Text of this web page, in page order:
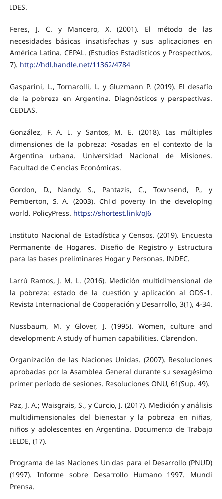
IDES.
Feres, J. C. y Mancero, X. (2001). El método de las
necesidades básicas insatisfechas y sus aplicaciones en
América Latina. CEPAL. (Estudios Estadísticos y Prospectivos,
7). http://hdl.handle.net/11362/4784
Gasparini, L., Tornarolli, L. y Gluzmann P. (2019). El desafío
de la pobreza en Argentina. Diagnósticos y perspectivas.
CEDLAS.
González, F. A. I. y Santos, M. E. (2018). Las múltiples
dimensiones de la pobreza: Posadas en el contexto de la
Argentina urbana. Universidad Nacional de Misiones.
Facultad de Ciencias Económicas.
Gordon, D., Nandy, S., Pantazis, C., Townsend, P., y
Pemberton, S. A. (2003). Child poverty in the developing
world. PolicyPress. https://shortest.link/oJ6
Instituto Nacional de Estadística y Censos. (2019). Encuesta
Permanente de Hogares. Diseño de Registro y Estructura
para las bases preliminares Hogar y Personas. INDEC.
Larrú Ramos, J. M. L. (2016). Medición multidimensional de
la pobreza: estado de la cuestión y aplicación al ODS-1.
Revista Internacional de Cooperación y Desarrollo, 3(1), 4-34.
Nussbaum, M. y Glover, J. (1995). Women, culture and
development: A study of human capabilities. Clarendon.
Organización de las Naciones Unidas. (2007). Resoluciones
aprobadas por la Asamblea General durante su sexagésimo
primer período de sesiones. Resoluciones ONU, 61(Sup. 49).
Paz, J. A.; Waisgrais, S., y Curcio, J. (2017). Medición y análisis
multidimensionales del bienestar y la pobreza en niñas,
niños y adolescentes en Argentina. Documento de Trabajo
IELDE, (17).
Programa de las Naciones Unidas para el Desarrollo (PNUD)
(1997). Informe sobre Desarrollo Humano 1997. Mundi
Prensa.